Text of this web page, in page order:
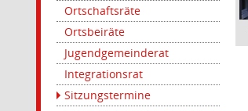
Ortschaftsräte
Ortsbeiräte
Jugendgemeinderat
Integrationsrat
Sitzungstermine